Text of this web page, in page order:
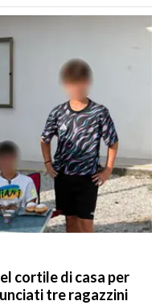
cortile di casa per
tre ragazzini